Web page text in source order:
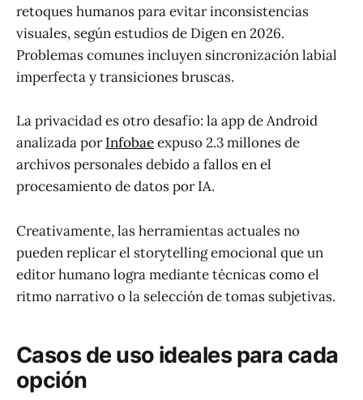
retoques humanos para evitar inconsistencias
visuales, según estudios de Digen en 2026.
Problemas comunes incluyen sincronización labial
imperfecta y transiciones bruscas.
La privacidad es otro desafío: la app de Android
analizada porInfobaeexpuso 2.3 millones de
archivos personales debido a fallos en el
procesamiento de datos por IA.
Creativamente, las herramientas actuales no
pueden replicar el storytelling emocional que un
editor humano logra mediante técnicas como el
ritmo narrativo o la selección de tomas subjetivas.
Casos de uso ideales para cada
opción